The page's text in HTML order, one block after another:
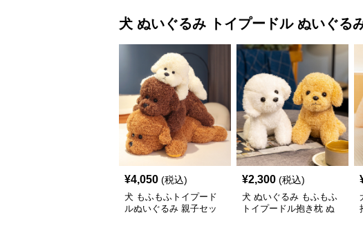
犬 ぬいぐるみ トイプードル ぬいぐる
¥4,050 (税込)
犬 もふもふトイプード
ルぬいぐるみ 親子セッ
¥2,300 (税込)
犬 ぬいぐるみ もふもふ
トイプードル抱き枕 ぬ